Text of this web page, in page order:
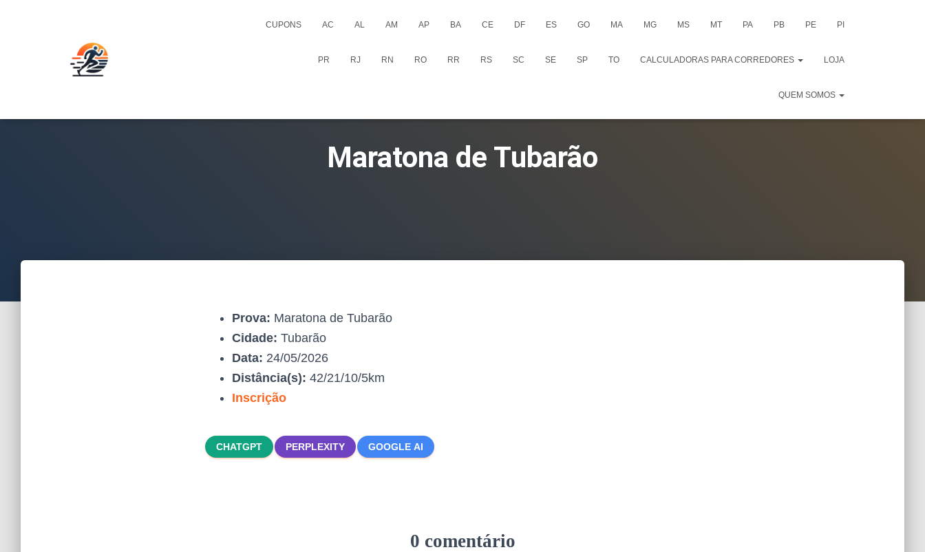
CUPONS AC AL AM AP BA CE DF ES GO MA MG MS MT PA PB PE PI
PR RJ RN RO RR RS SC SE SP TO CALCULADORAS PARA CORREDORES LOJA
QUEM SOMOS
Maratona de Tubarão
Prova: Maratona de Tubarão
Cidade: Tubarão
Data: 24/05/2026
Distância(s): 42/21/10/5km
Inscrição
CHATGPT PERPLEXITY GOOGLE AI
0 comentário